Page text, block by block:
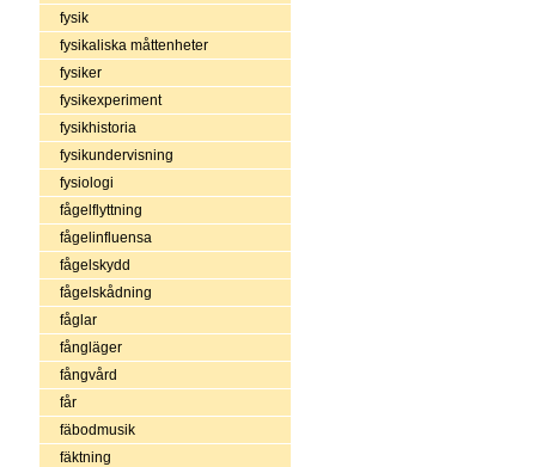
fysik
fysikaliska måttenheter
fysiker
fysikexperiment
fysikhistoria
fysikundervisning
fysiologi
fågelflyttning
fågelinfluensa
fågelskydd
fågelskådning
fåglar
fångläger
fångvård
får
fäbodmusik
fäktning